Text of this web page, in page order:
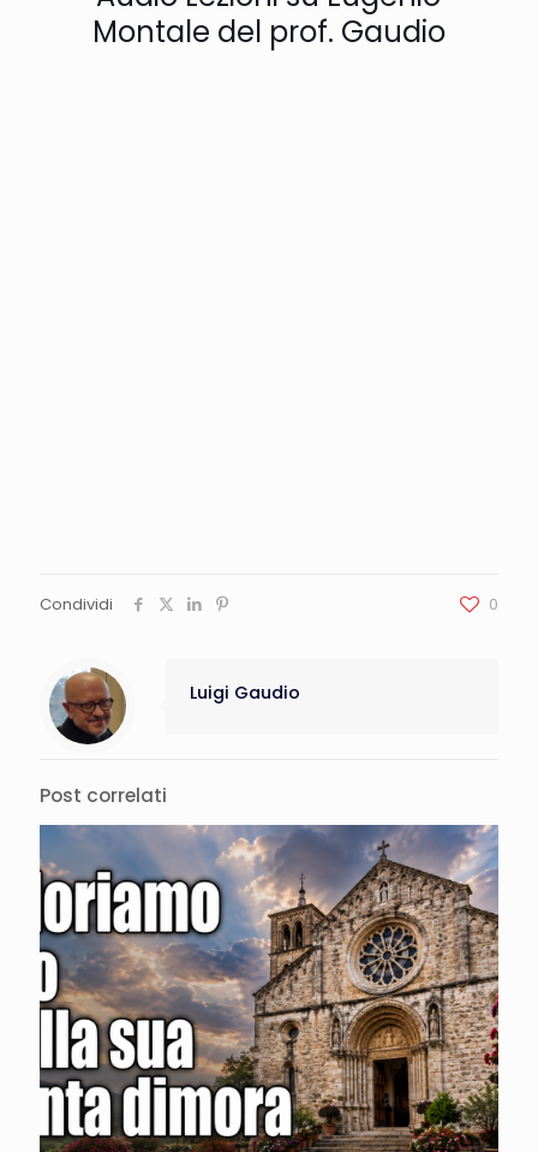
Montale del prof. Gaudio
Condividi 0
Luigi Gaudio
Post correlati